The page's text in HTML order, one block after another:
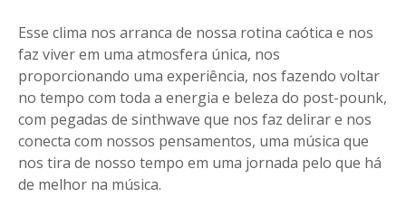
Esse clima nos arranca de nossa rotina caótica e nos
faz viver em uma atmosfera única, nos
proporcionando uma experiência, nos fazendo voltar
no tempo com toda a energia e beleza do post-pounk,
com pegadas de sinthwave que nos faz delirar e nos
conecta com nossos pensamentos, uma música que
nos tira de nosso tempo em uma jornada pelo que há
de melhor na música.